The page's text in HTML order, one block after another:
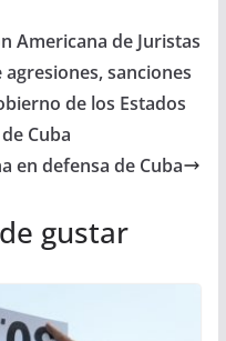
Americana de Juristas
sanciones
de los Estados
Cuba
en defensa de Cuba
gustar